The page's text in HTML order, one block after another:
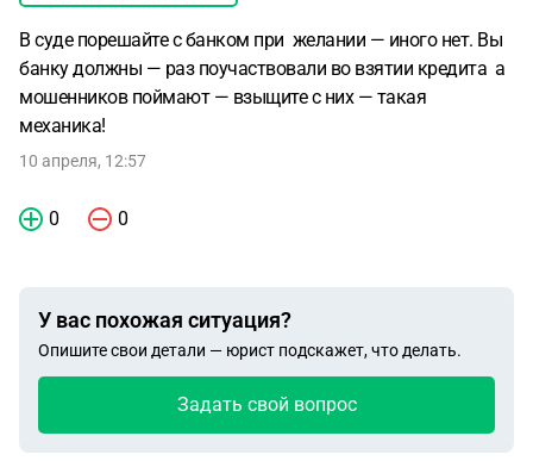
В суде порешайте с банком при желании — иного нет. Вы
банку должны — раз поучаствовали во взятии кредита а
мошенников поймают — взыщите с них — такая
механика!
10 апреля, 12:57
0 0
У вас похожая ситуация?
Опишите свои детали — юрист подскажет, что делать.
Задать свой вопрос